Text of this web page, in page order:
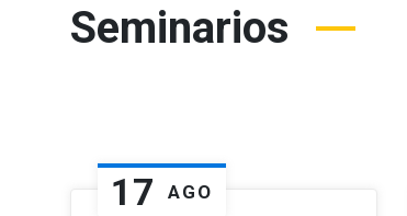
Seminarios
17 AGO